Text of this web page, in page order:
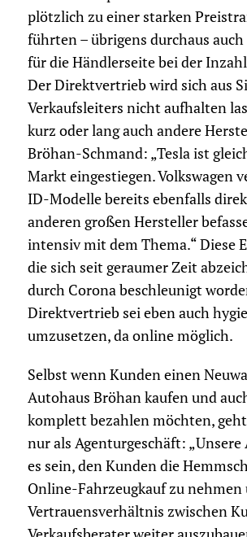
plötzlich zu einer starken
führten – übrigens durchaus
für die Händlerseite bei der
Der Direktvertrieb wird sich aus
Verkaufsleiters nicht aufhalten
kurz oder lang auch andere
Bröhan-Schmand: „Tesla ist
Markt eingestiegen. Volkswagen
ID-Modelle bereits ebenfalls
anderen großen Hersteller
intensiv mit dem Thema.“ Diese
die sich seit geraumer Zeit
durch Corona beschleunigt
Direktvertrieb sei eben auch
umzusetzen, da online möglich.
Selbst wenn Kunden einen
Autohaus Bröhan kaufen und
komplett bezahlen möchten,
nur als Agenturgeschäft: „Unsere
es sein, den Kunden die
Online-Fahrzeugkauf zu nehmen
Vertrauensverhältnis zwischen